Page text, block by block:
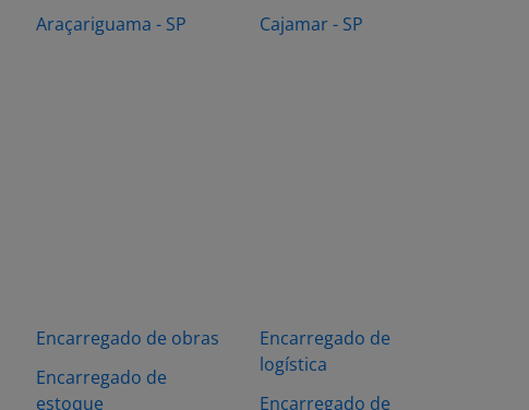
Araçariguama - SP
Cajamar - SP
Encarregado de obras
Encarregado de
estoque
Encarregado de
logística
Encarregado de